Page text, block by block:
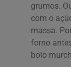
grumos.
com o
massa.
forno
bolo